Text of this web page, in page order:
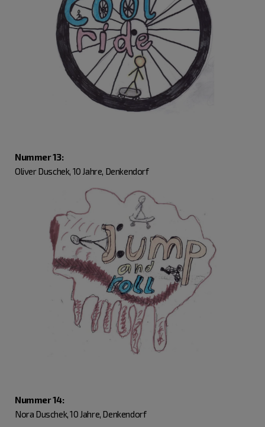
Nummer 13:
Oliver Duschek, 10 Jahre, Denkendorf
Nummer 14:
Nora Duschek, 10 Jahre, Denkendorf